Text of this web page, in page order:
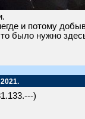
и потому
было нужно
)